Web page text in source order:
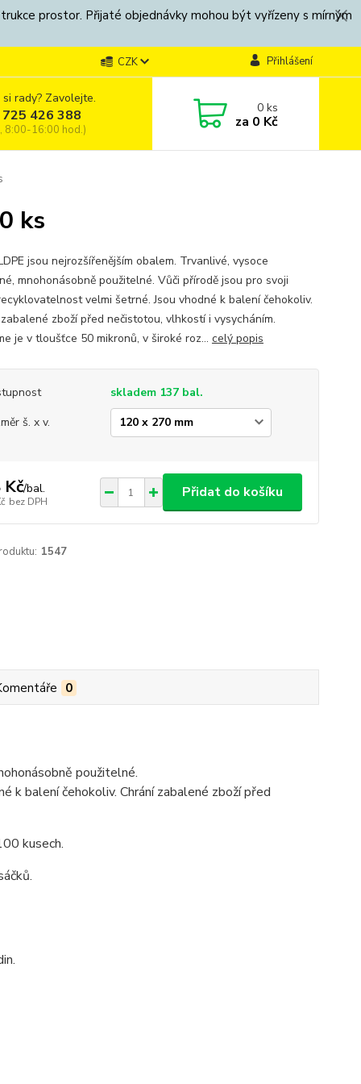
prostor. Přijaté objednávky mohou být vyřízeny s mírným
CZK Přihlášení
rady? Zavolejte.
426 388
8:00-16:00 hod.)
0ks
za 0 Kč
ks
jsou nejrozšířenějším obalem. Trvanlivé, vysoce
mnohonásobně použitelné. Vůči přírodě jsou pro svoji
velmi šetrné. Jsou vhodné k balení čehokoliv.
zboží před nečistotou, vlhkostí i vysycháním.
je v tloušťce 50 mikronů, v široké roz... celý popis
skladem 137 bal.
š. x v.
Kč/bal.
bez DPH
Přidat do košíku
1547
0
použitelné.
k balení čehokoliv. Chrání zabalené zboží před
kusech.